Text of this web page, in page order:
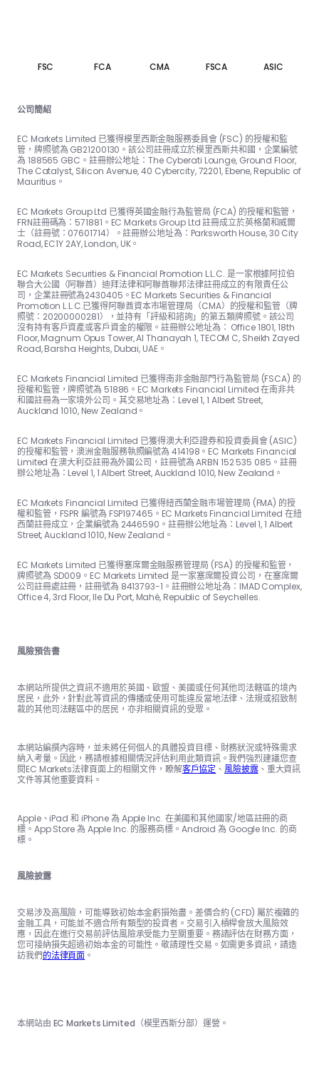
FSC FCA CMA FSCA ASIC
公司簡紹
EC Markets Limited 已獲得模里西斯金融服務委員會 (FSC) 的授權和監
管，牌照號為 GB21200130。該公司註冊成立於模里西斯共和國，企業編號
為 188565 GBC。註冊辦公地址：The Cyber​​ati Lounge, Ground Floor,
The Catalyst, Silicon Avenue, 40 Cyber​​city, 72201, Ebene, Republic of
Mauritius。
EC Markets Group Ltd 已獲得英國金融行為監管局 (FCA) 的授權和監管，
FRN註冊碼為：57188​​1。EC Markets Group Ltd 註冊成立於英格蘭和威爾
士（註冊號：07601714）。註冊辦公地址為：Parksworth House, 30 City
Road, EC1Y 2AY, London, UK。
EC Markets Securities & Financial Promotion L.L.C. 是一家根據阿拉伯
聯合大公國（阿聯酋）迪拜法律和阿聯酋聯邦法律註冊成立的有限責任公
司，企業註冊號為2430405。EC Markets Securities & Financial
Promotion L.L.C.已獲得阿聯酋資本市場管理局（CMA）的授權和監管（牌
照號：20200000281），並持有「評級和諮詢」的第五類牌照號。該公司
沒有持有客戶資產或客戶資金的權限。註冊辦公地址為： Office 1801, 18th
Floor, Magnum Opus Tower, Al Thanayah 1, TECOM C, Sheikh Zayed
Road, Barsha Heights, Dubai, UAE。
EC Markets Financial Limited 已獲得南非金融部門行為監管局 (FSCA) 的
授權和監管，牌照號為 51886。EC Markets Financial Limited 在南非共
和國註冊為一家境外公司。其交易地址為：Level 1, 1 Albert Street,
Auckland 1010, New Zealand。
EC Markets Financial Limited 已獲得澳大利亞證券和投資委員會 (ASIC)
的授權和監管，澳洲金融服務執照編號為 414198。EC Markets Financial
Limited 在澳大利亞註冊為外國公司，註冊號為 ARBN 152 535 085。註冊
辦公地址為：Level 1, 1 Albert Street, Auckland 1010, New Zealand。
EC Markets Financial Limited 已獲得紐西蘭金融市場管理局 (FMA) 的授
權和監管，FSPR 編號為 FSP197465。EC Markets Financial Limited 在紐
西蘭註冊成立，企業編號為 2446590。註冊辦公地址為：Level 1, 1 Albert
Street, Auckland 1010, New Zealand。
EC Markets Limited 已獲得塞席爾金融服務管理局 (FSA) 的授權和監管，
牌照號為 SD009。EC Markets Limited 是一家塞席爾投資公司，在塞席爾
公司註冊處註冊，註冊號為 8413793-1。註冊辦公地址為：IMAD Complex,
Office 4, 3rd Floor, Ile Du Port, Mahé, Republic of Seychelles.
風險預告書
本網站所提供之資訊不適用於英國、歐盟、美國或任何其他司法轄區的境內
居民，此外，針對此等資訊的傳播或使用可能違反當地法律、法規或招致制
裁的其他司法轄區中的居民，亦非相關資訊的受眾。
本網站編撰內容時，並未將任何個人的具體投資目標、財務狀況或特殊需求
納入考量。因此，務請根據相關情況評估利用此類資訊。我們強烈建議您查
閱EC Markets法律頁面上的相關文件，瞭解客戶協定 、風險披露、重大資訊
文件等其他重要資料。
Apple、iPad 和 iPhone 為 Apple Inc. 在美國和其他國家/地區註冊的商
標。App Store 為 Apple Inc. 的服務商標。Android 為 Google Inc. 的商
標。
風險披露
交易涉及高風險，可能導致初始本金虧損殆盡。差價合約 (CFD) 屬於複雜的
金融工具，可能並不適合所有類型的投資者。交易引入槓桿會放大風險效
應，因此在進行交易前評估風險承受能力至關重要。務請評估在財務方面，
您可接納損失超過初始本金的可能性。敬請理性交易。如需更多資訊，請造
訪我們的法律頁面 。
本網站由 EC Markets Limited（模里西斯分部）運營。